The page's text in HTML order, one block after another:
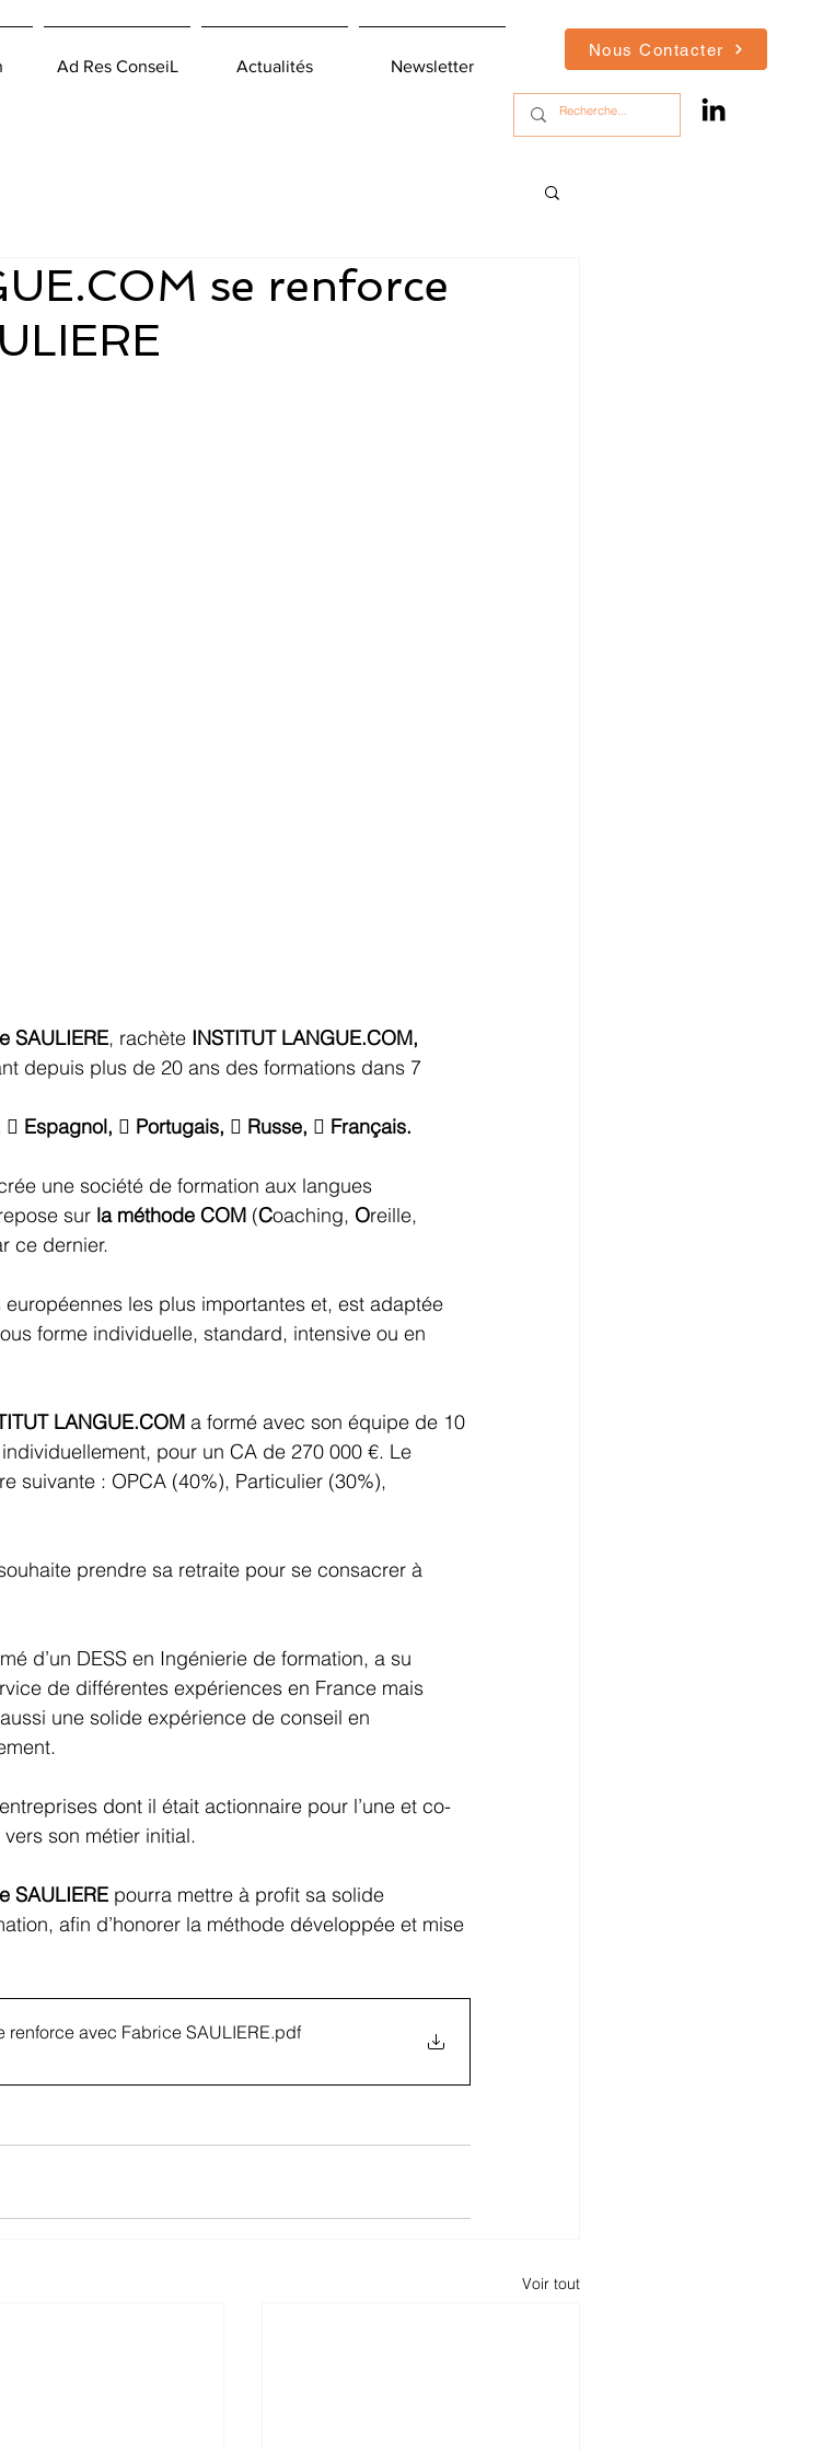
Nous Contacter
Ad Res ConseiL Actualités Newsletter
se renforce
SAULIERE, rachète INSTITUT LANGUE.COM,
depuis plus de 20 ans des formations dans 7
Espagnol,  Portugais,  Russe,  Français.
une société de formation aux langues
sur la méthode COM (Coaching, Oreille,
ce dernier.
les plus importantes et, est adaptée
forme individuelle, standard, intensive ou en
LANGUE.COM a formé avec son équipe de 10
pour un CA de 270 000 €. Le
suivante : OPCA (40%), Particulier (30%),
prendre sa retraite pour se consacrer à
d’un DESS en Ingénierie de formation, a su
de différentes expériences en France mais
une solide expérience de conseil en
dont il était actionnaire pour l’une et co-
son métier initial.
SAULIERE pourra mettre à profit sa solide
afin d’honorer la méthode développée et mise
renforce avec Fabrice SAULIERE.pdf
Voir tout